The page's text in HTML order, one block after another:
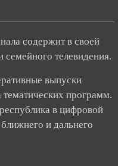
содержит в своей
семейного телевидения.
выпуски
тематических программ.
в цифровой
и дальнего